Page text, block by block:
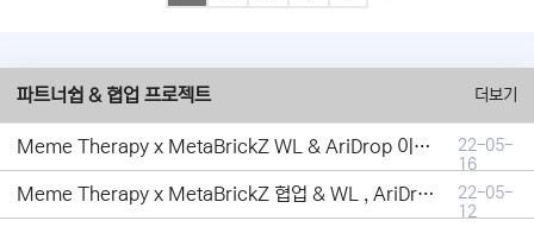
파트너쉽 & 협업 프로젝트 더보기
Meme Therapy x MetaBrickZ WL & AriDrop 이벤트 결과안내!
22-05-
16
Meme Therapy x MetaBrickZ 협업 & WL , AriDrop 이벤트 안내
22-05-
12